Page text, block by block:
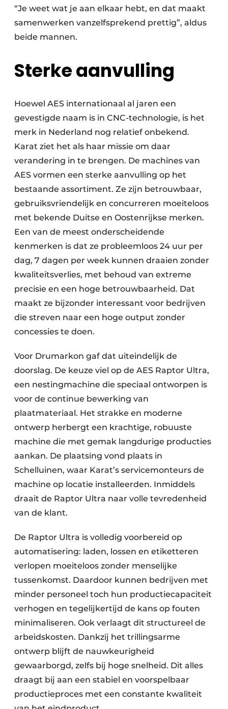
“Je weet wat je aan elkaar hebt, en dat maakt
samenwerken vanzelfsprekend prettig”, aldus
beide mannen.
Sterke aanvulling
Hoewel AES internationaal al jaren een
gevestigde naam is in CNC-technologie, is het
merk in Nederland nog relatief onbekend.
Karat ziet het als haar missie om daar
verandering in te brengen. De machines van
AES vormen een sterke aanvulling op het
bestaande assortiment. Ze zijn betrouwbaar,
gebruiksvriendelijk en concurreren moeiteloos
met bekende Duitse en Oostenrijkse merken.
Een van de meest onderscheidende
kenmerken is dat ze probleemloos 24 uur per
dag, 7 dagen per week kunnen draaien zonder
kwaliteitsverlies, met behoud van extreme
precisie en een hoge betrouwbaarheid. Dat
maakt ze bijzonder interessant voor bedrijven
die streven naar een hoge output zonder
concessies te doen.
Voor Drumarkon gaf dat uiteindelijk de
doorslag. De keuze viel op de AES Raptor Ultra,
een nestingmachine die speciaal ontworpen is
voor de continue bewerking van
plaatmateriaal. Het strakke en moderne
ontwerp herbergt een krachtige, robuuste
machine die met gemak langdurige producties
aankan. De plaatsing vond plaats in
Schelluinen, waar Karat’s servicemonteurs de
machine op locatie installeerden. Inmiddels
draait de Raptor Ultra naar volle tevredenheid
van de klant.
De Raptor Ultra is volledig voorbereid op
automatisering: laden, lossen en etiketteren
verlopen moeiteloos zonder menselijke
tussenkomst. Daardoor kunnen bedrijven met
minder personeel toch hun productiecapaciteit
verhogen en tegelijkertijd de kans op fouten
minimaliseren. Ook verlaagt dit structureel de
arbeidskosten. Dankzij het trillingsarme
ontwerp blijft de nauwkeurigheid
gewaarborgd, zelfs bij hoge snelheid. Dit alles
draagt bij aan een stabiel en voorspelbaar
productieproces met een constante kwaliteit